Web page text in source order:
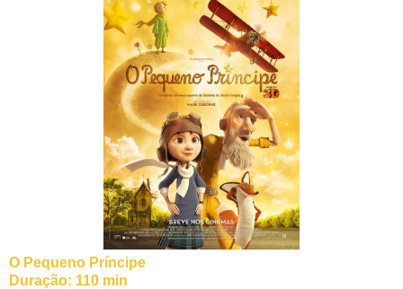
O Pequeno Príncipe
Duração: 110 min